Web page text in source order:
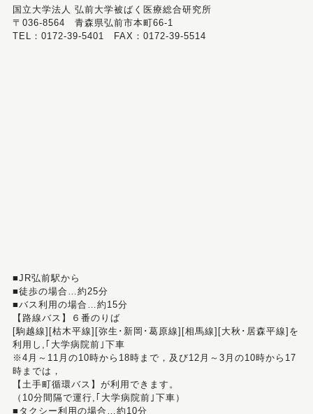
国立大学法人 弘前大学被ばく医療総合研究所
〒036-8564 青森県弘前市本町66-1
TEL：0172-39-5401 FAX：0172-39-5514
■JR弘前駅から
■徒歩の場合…約25分
■バス利用の場合…約15分
【路線バス】６番のりば
[駒越線][枯木平線][弥生･新岡･葛原線][相馬線][大秋･居森平線]を
利用し,｢大学病院前｣下車
※4月～11月の10時から18時まで，及び12月～3月の10時から17
時までは，
【土手町循環バス】が利用できます。
（10分間隔で運行,｢大学病院前｣下車）
■タクシー利用の場合…約10分